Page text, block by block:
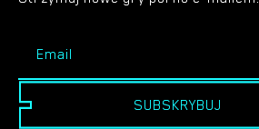
SUBSKRYBUJ